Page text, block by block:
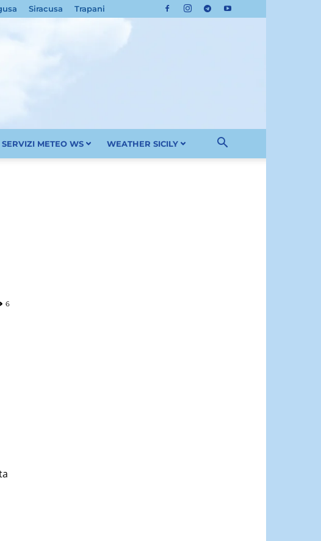
Siracusa Trapani
SERVIZI METEO WS WEATHER SICILY
6